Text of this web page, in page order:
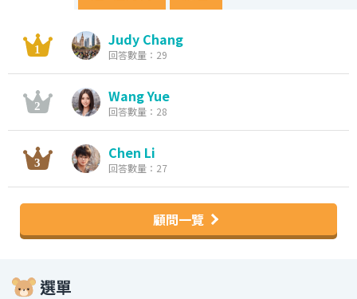
Judy Chang
回答數量：29
Wang Yue
回答數量：28
Chen Li
回答數量：27
顧問一覽
選單